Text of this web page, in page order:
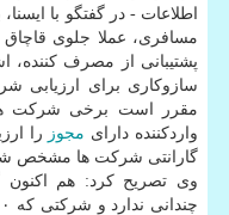
اطلاعات - در گفتگو با
مسافری، عملا جلوی
پشتیبانی از مصرف كننده،
سازوكاری برای ارزیابی
مقرر است برخی شركت
واردكننده دارای مجوز را
گارانتی شركت ها مشخص
وی تصریح كرد: هم اكنون